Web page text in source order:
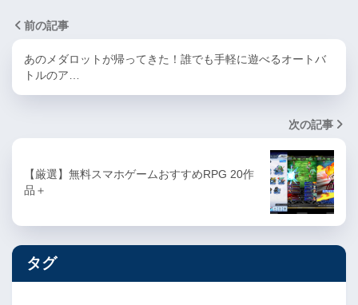
前の記事
あのメダロットが帰ってきた！誰でも手軽に遊べるオートバ
トルのア…
次の記事
【厳選】無料スマホゲームおすすめRPG 20作
品＋
タグ